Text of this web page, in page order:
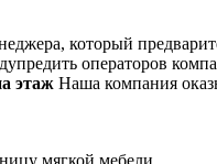
который
операторов
этаж Наша компания
мягкой мебели.